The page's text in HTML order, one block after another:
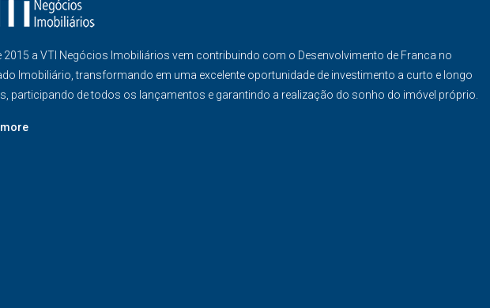
2015 a VTI Negócios Imobiliários vem contribuindo com o Desenvolvimento de Franca no
Imobiliário, transformando em uma excelente oportunidade de investimento a curto e longo
participando de todos os lançamentos e garantindo a realização do sonho do imóvel próprio.
more